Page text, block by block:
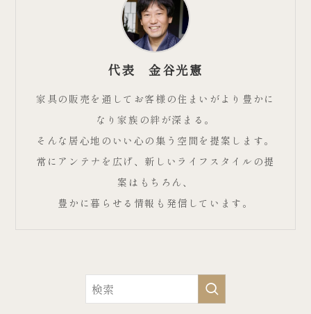
代表 金谷光憲
家具の販売を通してお客様の住まいがより豊かに
なり家族の絆が深まる。
そんな居心地のいい心の集う空間を提案します。
常にアンテナを広げ、新しいライフスタイルの提
案はもちろん、
豊かに暮らせる情報も発信しています。